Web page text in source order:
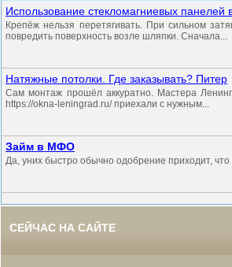
Использование стекломагниевых панелей
Крепёж нельзя перетягивать. При сильном
повредить поверхность возле шляпки. Сначала...
Натяжные потолки. Где заказывать? Питер
Сам монтаж прошёл аккуратно. Мастера
https://okna-leningrad.ru/ приехали с нужным...
Займ в МФО
Да, уних быстро обычно одобрение приходит, что
СЕЙЧАС НА САЙТЕ